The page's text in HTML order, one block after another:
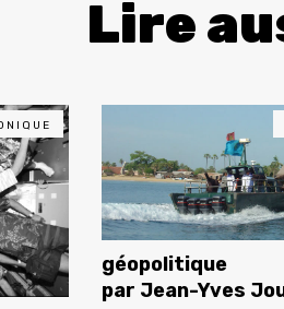
Lire
géopolitique
par Jean-Yves